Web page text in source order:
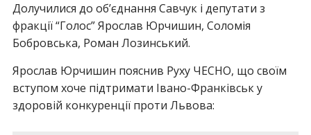
Долучилися до об’єднання Савчук і депутати з
фракції “Голос” Ярослав Юрчишин, Соломія
Бобровська, Роман Лозинський.
Ярослав Юрчишин пояснив Руху ЧЕСНО, що своїм
вступом хоче підтримати Івано-Франківськ у
здоровій конкуренції проти Львова: